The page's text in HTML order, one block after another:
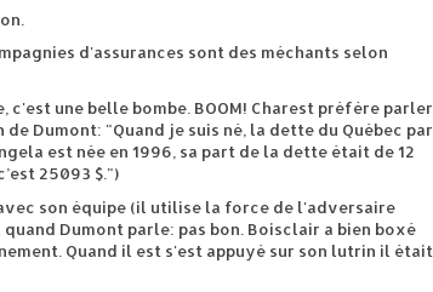
d'assurances sont des méchants selon
c'est une belle bombe. BOOM! Charest préfère parler
Dumont: "Quand je suis né, la dette du Québec par
est née en 1996, sa part de la dette était de 12
25093 $.")
son équipe (il utilise la force de l'adversaire
Dumont parle: pas bon. Boisclair a bien boxé
Quand il est s'est appuyé sur son lutrin il était